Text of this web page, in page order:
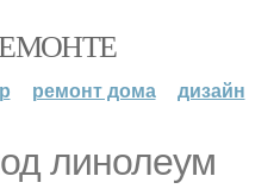
ремонт дома дизайн
линолеум